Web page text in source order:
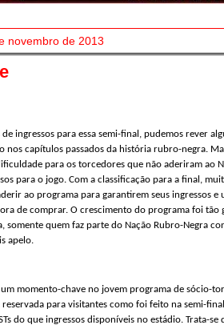
novembro de 2013
ingressos para essa semi-final, pudemos rever
nos capítulos passados da história rubro-negra.
para os torcedores que não aderiram ao
para o jogo. Com a classificação para a final,
ao programa para garantirem seus ingressos e
de comprar. O crescimento do programa foi tão
somente quem faz parte do Nação Rubro-Negra
apelo.
um momento-chave no jovem programa de sócio-
reservada para visitantes como foi feito na semi-
do que ingressos disponíveis no estádio. Trata-se